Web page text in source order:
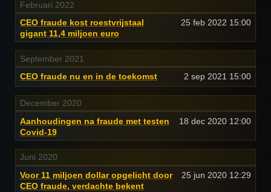
Februari 2022
CEO fraude kost roestvrijstaal
gigant 11,4 miljoen euro
25 feb 2022 15:00
September 2021
CEO fraude nu en in de toekomst
2 sep 2021 15:00
December 2020
Aanhoudingen na fraude met testen
Covid-19
18 dec 2020 12:00
Juni 2020
Voor 11 miljoen dollar opgelicht door
CEO fraude, verdachte bekent
25 jun 2020 12:29